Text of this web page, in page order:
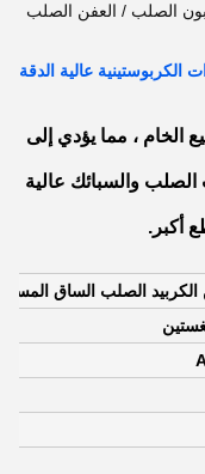
الصلب / العفن الصلب
الكربوستينية عالية الدقة
الخام ، مما يؤدي إلى
الصلب والسبائك عالية
الصلب الساق المستقيمة 4 عازف كرة أنف